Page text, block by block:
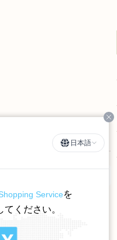
1件あります
日本語
Serviceを
ください。